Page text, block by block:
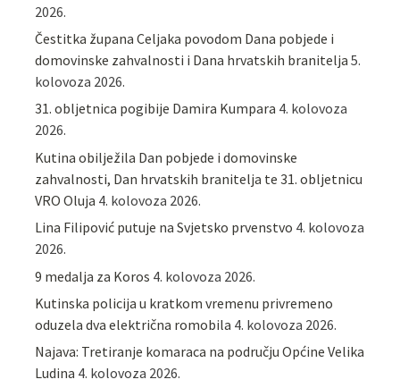
2026.
Čestitka župana Celjaka povodom Dana pobjede i
domovinske zahvalnosti i Dana hrvatskih branitelja 5.
kolovoza 2026.
31. obljetnica pogibije Damira Kumpara 4. kolovoza
2026.
Kutina obilježila Dan pobjede i domovinske
zahvalnosti, Dan hrvatskih branitelja te 31. obljetnicu
VRO Oluja 4. kolovoza 2026.
Lina Filipović putuje na Svjetsko prvenstvo 4. kolovoza
2026.
9 medalja za Koros 4. kolovoza 2026.
Kutinska policija u kratkom vremenu privremeno
oduzela dva električna romobila 4. kolovoza 2026.
Najava: Tretiranje komaraca na području Općine Velika
Ludina 4. kolovoza 2026.